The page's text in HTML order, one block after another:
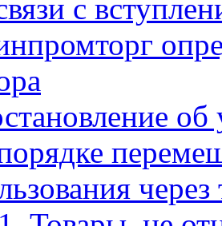
с
об